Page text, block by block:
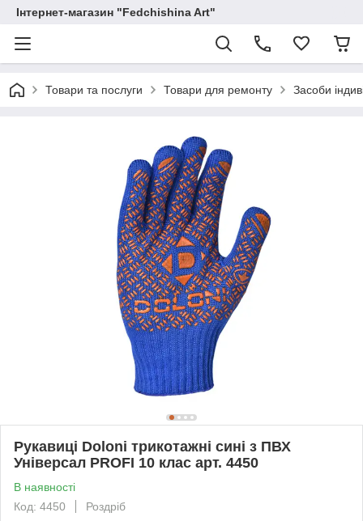
Інтернет-магазин "Fedchishina Art"
Товари та послуги Товари для ремонту Засоби
Рукавиці Doloni трикотажні сині з ПВХ
Універсал PROFI 10 клас арт. 4450
В наявності
Код: 4450
Роздріб